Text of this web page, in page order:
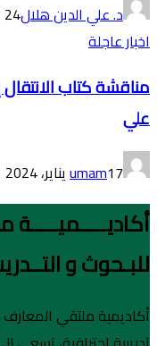
د. علي الدين هلال24 يناير، 2024
اخبار عاجلة
مناقشة كتاب الانتقال
علي
umam17 يناير، 2024
للبـحوث و
أكاديمية ملتقي